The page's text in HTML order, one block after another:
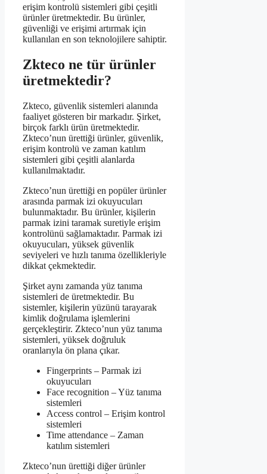
erişim kontrolü sistemleri gibi çeşitli
ürünler üretmektedir. Bu ürünler,
güvenliği ve erişimi artırmak için
kullanılan en son teknolojilere sahiptir.
Zkteco ne tür ürünler
üretmektedir?
Zkteco, güvenlik sistemleri alanında
faaliyet gösteren bir markadır. Şirket,
birçok farklı ürün üretmektedir.
Zkteco’nun ürettiği ürünler, güvenlik,
erişim kontrolü ve zaman katılım
sistemleri gibi çeşitli alanlarda
kullanılmaktadır.
Zkteco’nun ürettiği en popüler ürünler
arasında parmak izi okuyucuları
bulunmaktadır. Bu ürünler, kişilerin
parmak izini taramak suretiyle erişim
kontrolünü sağlamaktadır. Parmak izi
okuyucuları, yüksek güvenlik
seviyeleri ve hızlı tanıma özellikleriyle
dikkat çekmektedir.
Şirket aynı zamanda yüz tanıma
sistemleri de üretmektedir. Bu
sistemler, kişilerin yüzünü tarayarak
kimlik doğrulama işlemlerini
gerçekleştirir. Zkteco’nun yüz tanıma
sistemleri, yüksek doğruluk
oranlarıyla ön plana çıkar.
Fingerprints – Parmak izi
okuyucuları
Face recognition – Yüz tanıma
sistemleri
Access control – Erişim kontrol
sistemleri
Time attendance – Zaman
katılım sistemleri
Zkteco’nun ürettiği diğer ürünler